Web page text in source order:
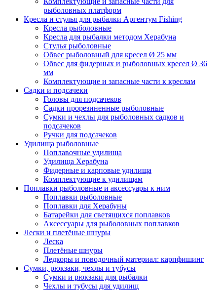
рыболовных платформ
Кресла и стулья для рыбалки Аргентум Fishing
Кресла рыболовные
Кресла для рыбалки методом Херабуна
Стулья рыболовные
Обвес рыболовный для кресел Ø 25 мм
Обвес для фидерных и рыболовных кресел Ø 36
мм
Комплектующие и запасные части к креслам
Садки и подсачеки
Головы для подсачеков
Садки прорезиненные рыболовные
Сумки и чехлы для рыболовных садков и
подсачеков
Ручки для подсачеков
Удилища рыболовные
Поплавочные удилища
Удилища Херабуна
Фидерные и карповые удилища
Комплектующие к удилищам
Поплавки рыболовные и аксессуары к ним
Поплавки рыболовные
Поплавки для Херабуны
Батарейки для светящихся поплавков
Аксессуары для рыболовных поплавков
Лески и плетёные шнуры
Леска
Плетёные шнуры
Ледкоры и поводочный материал: карпфишинг
Сумки, рюкзаки, чехлы и тубусы
Сумки и рюкзаки для рыбалки
Чехлы и тубусы для удилищ